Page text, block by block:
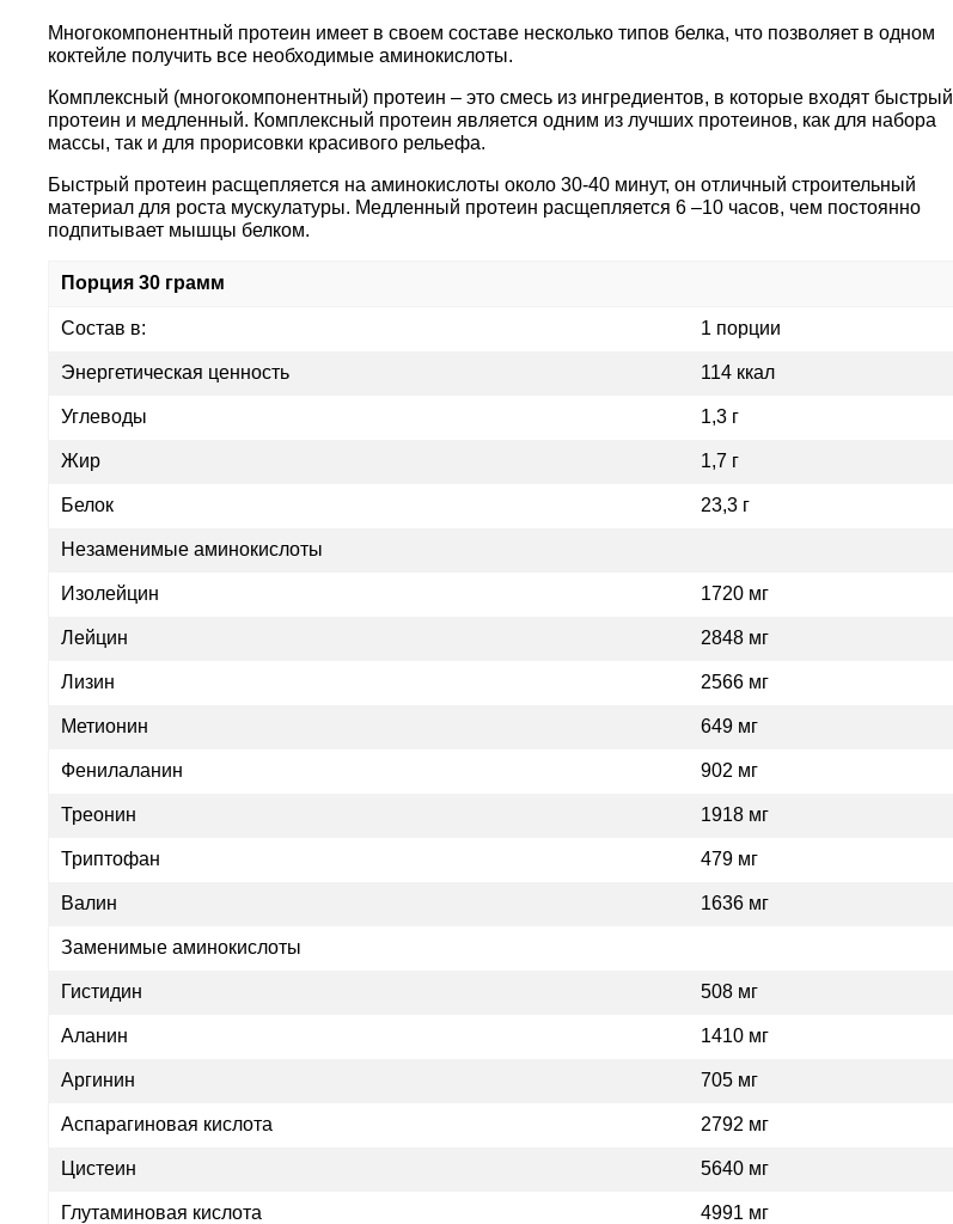
Многокомпонентный протеин имеет в своем составе несколько типов белка, что позволяет в одном
коктейле получить все необходимые аминокислоты.
Комплексный (многокомпонентный) протеин – это смесь из ингредиентов, в которые входят быстрый
протеин и медленный. Комплексный протеин является одним из лучших протеинов, как для набора
массы, так и для прорисовки красивого рельефа.
Быстрый протеин расщепляется на аминокислоты около 30-40 минут, он отличный строительный
материал для роста мускулатуры. Медленный протеин расщепляется 6 –10 часов, чем постоянно
подпитывает мышцы белком.
Порция 30 грамм
Состав в: 1 порции
Энергетическая ценность 114 ккал
Углеводы 1,3 г
Жир 1,7 г
Белок 23,3 г
Незаменимые аминокислоты
Изолейцин 1720 мг
Лейцин 2848 мг
Лизин 2566 мг
Метионин 649 мг
Фенилаланин 902 мг
Треонин 1918 мг
Триптофан 479 мг
Валин 1636 мг
Заменимые аминокислоты
Гистидин 508 мг
Аланин 1410 мг
Аргинин 705 мг
Аспарагиновая кислота 2792 мг
Цистеин 5640 мг
Глутаминовая кислота 4991 мг